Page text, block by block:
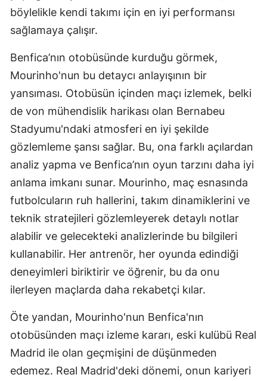
böylelikle kendi takımı için en iyi performansı
sağlamaya çalışır.
Benfica’nın otobüsünde kurduğu görmek,
Mourinho'nun bu detaycı anlayışının bir
yansıması. Otobüsün içinden maçı izlemek, belki
de von mühendislik harikası olan Bernabeu
Stadyumu'ndaki atmosferi en iyi şekilde
gözlemleme şansı sağlar. Bu, ona farklı açılardan
analiz yapma ve Benfica’nın oyun tarzını daha iyi
anlama imkanı sunar. Mourinho, maç esnasında
futbolcuların ruh hallerini, takım dinamiklerini ve
teknik stratejileri gözlemleyerek detaylı notlar
alabilir ve gelecekteki analizlerinde bu bilgileri
kullanabilir. Her antrenör, her oyunda edindiği
deneyimleri biriktirir ve öğrenir, bu da onu
ilerleyen maçlarda daha rekabetçi kılar.
Öte yandan, Mourinho'nun Benfica'nın
otobüsünden maçı izleme kararı, eski kulübü Real
Madrid ile olan geçmişini de düşünmeden
edemez. Real Madrid'deki dönemi, onun kariyeri